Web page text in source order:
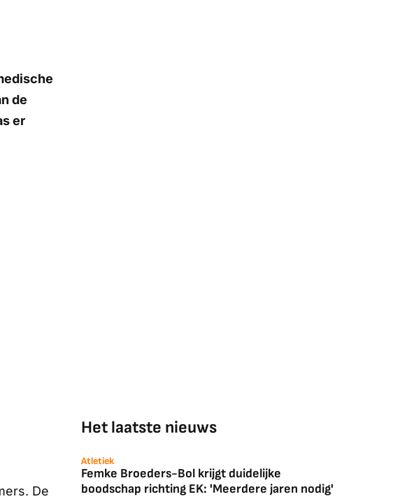
de
er
De
Het laatste nieuws
Atletiek
Femke Broeders-Bol krijgt duidelijke
boodschap richting EK: 'Meerdere jaren nodig'